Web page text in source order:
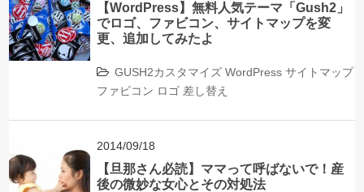
【WordPress】無料人気テーマ「Gush2」
でロゴ、ファビコン、サイトマップを変
更、追加してみたよ
GUSH2カスタマイズ WordPress サイトマップ
ファビコン ロゴ 差し替え
2014/09/18
【旦那さん必読】ママって呼ばないで！産
後の微妙な女心とその対処法